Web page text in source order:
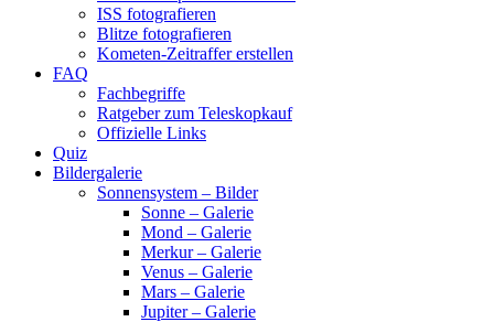
ISS fotografieren
Blitze fotografieren
Kometen-Zeitraffer erstellen
FAQ
Fachbegriffe
Ratgeber zum Teleskopkauf
Offizielle Links
Quiz
Bildergalerie
Sonnensystem – Bilder
Sonne – Galerie
Mond – Galerie
Merkur – Galerie
Venus – Galerie
Mars – Galerie
Jupiter – Galerie